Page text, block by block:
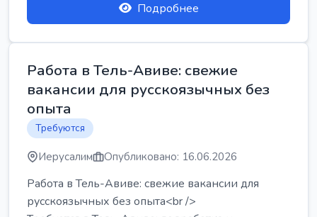
Подробнее
Работа в Тель-Авиве: свежие
вакансии для русскоязычных без
опыта
Требуются
Иерусалим Опубликовано: 16.06.2026
Работа в Тель-Авиве: свежие вакансии для
русскоязычных без опыта<br />